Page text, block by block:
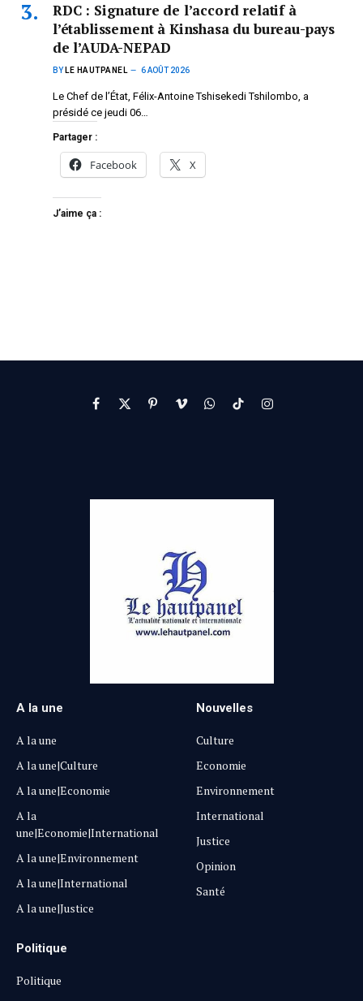
RDC : Signature de l’accord relatif à
l’établissement à Kinshasa du bureau-pays
de l’AUDA-NEPAD
BY LE HAUTPANEL 6 AOÛT 2026
Le Chef de l’État, Félix-Antoine Tshisekedi Tshilombo, a
présidé ce jeudi 06…
Partager :
Facebook X
J’aime ça :
Facebook
X
PinterestVimeoWhatsApp
TikTokInstagram
A la une
A la une
A la une|Culture
A la une|Economie
A la
une|Economie|International
A la une|Environnement
A la une|International
A la une|Justice
Nouvelles
Culture
Economie
Environnement
International
Justice
Opinion
Santé
Politique
Politique